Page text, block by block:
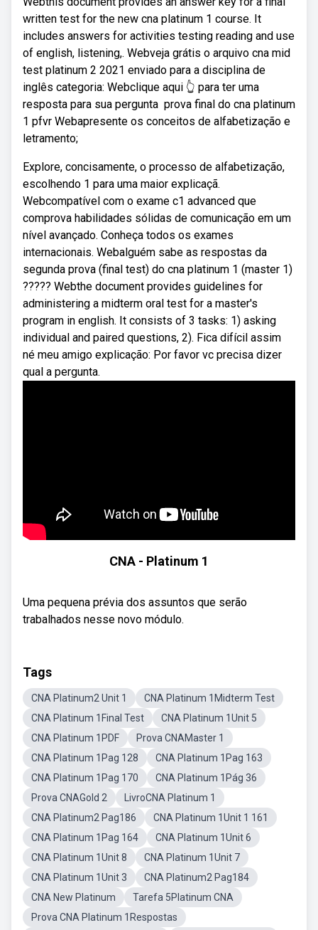
written test for the new cna platinum 1 course. It
includes answers for activities testing reading and use
of english, listening,. Webveja grátis o arquivo cna mid
test platinum 2 2021 enviado para a disciplina de
inglês categoria: Webclique aqui 👆 para ter uma
resposta para sua pergunta ️ prova final do cna platinum
1 pfvr Webapresente os conceitos de alfabetização e
letramento;
Explore, concisamente, o processo de alfabetização,
escolhendo 1 para uma maior explicaçã.
Webcompatível com o exame c1 advanced que
comprova habilidades sólidas de comunicação em um
nível avançado. Conheça todos os exames
internacionais. Webalguém sabe as respostas da
segunda prova (final test) do cna platinum 1 (master 1)
????? Webthe document provides guidelines for
administering a midterm oral test for a master's
program in english. It consists of 3 tasks: 1) asking
individual and paired questions, 2). Fica difícil assim
né meu amigo explicação: Por favor vc precisa dizer
qual a pergunta.
CNA - Platinum 1
Uma pequena prévia dos assuntos que serão
trabalhados nesse novo módulo.
Tags
CNA Platinum2 Unit 1
CNA Platinum 1Midterm Test
CNA Platinum 1Final Test
CNA Platinum 1Unit 5
CNA Platinum 1PDF
Prova CNAMaster 1
CNA Platinum 1Pag 128
CNA Platinum 1Pag 163
CNA Platinum 1Pag 170
CNA Platinum 1Pág 36
Prova CNAGold 2
LivroCNA Platinum 1
CNA Platinum2 Pag186
CNA Platinum 1Unit 1 161
CNA Platinum 1Pag 164
CNA Platinum 1Unit 6
CNA Platinum 1Unit 8
CNA Platinum 1Unit 7
CNA Platinum 1Unit 3
CNA Platinum2 Pag184
CNA New Platinum
Tarefa 5Platinum CNA
Prova CNA Platinum 1Respostas